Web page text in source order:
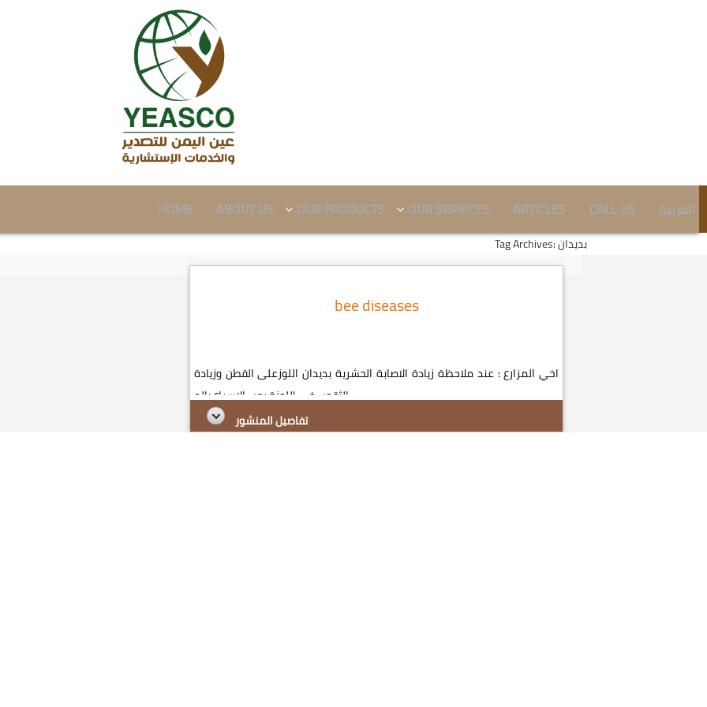
HOME ABOUT US OUR PRODUCTS OUR SERVICES ARTICLES CALL US العربية
Tag Archives: بديدان
bee diseases
اخي المزارع : عند ملاحظة زيادة الاصابة الحشرية بديدان اللوزعلى القطن وزيادة
الثقوب في اللوزة يجب الاسراع بالم...
تفاصيل المنشور